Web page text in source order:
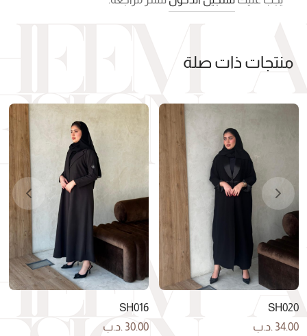
منتجات ذات صلة
SH020
34.00 .د.ب
SH016
30.00 .د.ب